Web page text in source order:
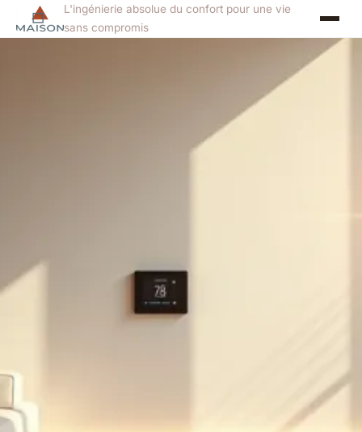
L'ingénierie absolue du confort pour une vie
sans compromis